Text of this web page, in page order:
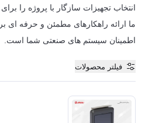
انتخاب تجهیزات سازگار با پروژه را
ما ارائه راهکارهای مطمئن و حرفه ای
اطمینان سیستم های صنعتی شما است.
فیلتر محصولات